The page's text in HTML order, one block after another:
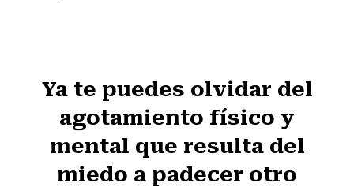
Ya te puedes olvidar del
agotamiento físico y
mental que resulta del
miedo a padecer otro